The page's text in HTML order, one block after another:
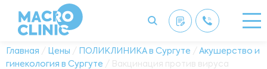
Главная / Цены / ПОЛИКЛИНИКА в Сургуте / Акушерство и
гинекология в Сургуте / Вакцинация против вируса